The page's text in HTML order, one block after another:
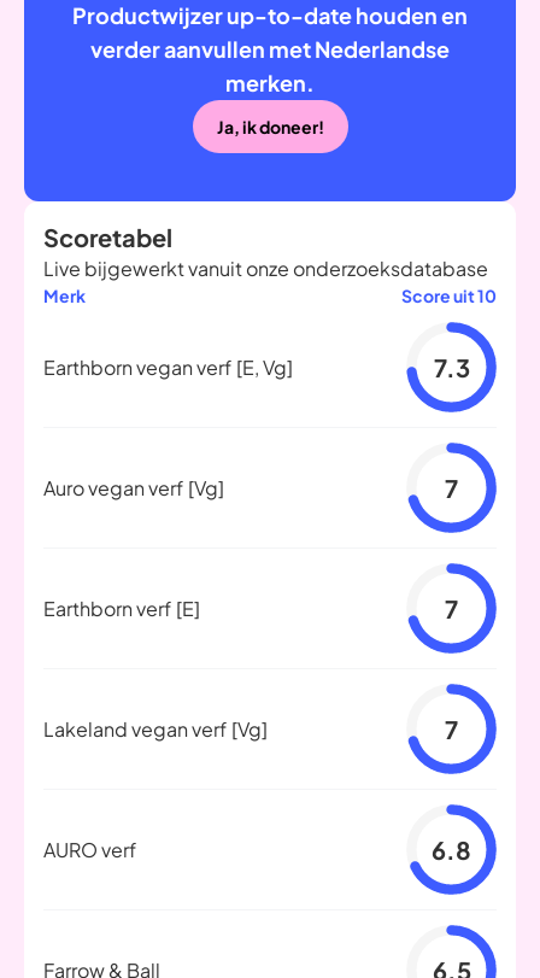
Productwijzer up-to-date houden en
verder aanvullen met Nederlandse
merken.
Ja, ik doneer!
Scoretabel
Live bijgewerkt vanuit onze onderzoeksdatabase
Merk Score uit 10
Earthborn vegan verf [E, Vg] 7.3
Auro vegan verf [Vg] 7
Earthborn verf [E] 7
Lakeland vegan verf [Vg] 7
AURO verf 6.8
Farrow & Ball 6.5